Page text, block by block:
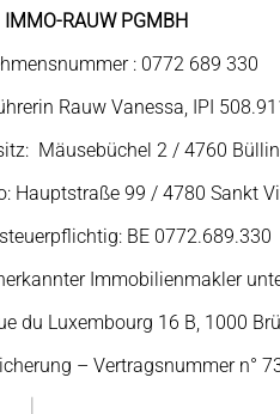
IMMO-RAUW PGMBH
: 0772 689 330
Rauw Vanessa, IPI
Mäusebüchel 2 / 4760
Hauptstraße 99 / 4780 Sankt
BE 0772.689.330
Immobilienmakler
du Luxembourg 16 B, 1000
– Vertragsnummer n°